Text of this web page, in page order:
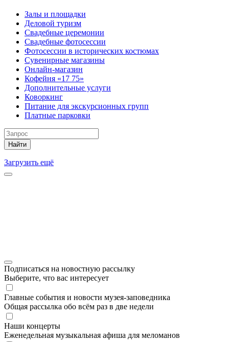
Залы и площадки
Деловой туризм
Свадебные церемонии
Свадебные фотосессии
Фотосессии в исторических костюмах
Сувенирные магазины
Онлайн-магазин
Кофейня «17 75»
Дополнительные услуги
Коворкинг
Питание для экскурсионных групп
Платные парковки
Найти
Загрузить ещё
Подписаться на новостную рассылку
Выберите, что вас интересует
Главные события и новости музея-заповедника
Общая рассылка обо всём раз в две недели
Наши концерты
Еженедельная музыкальная афиша для меломанов